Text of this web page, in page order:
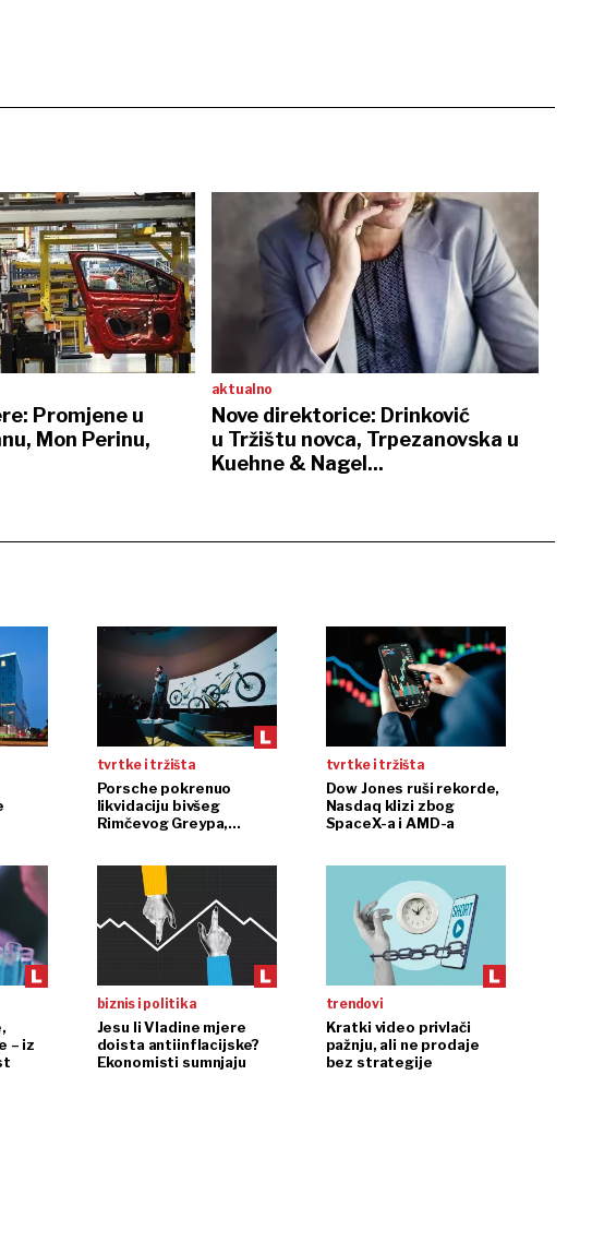
Promjene u
Mon Perinu,
aktualno
Nove direktorice: Drinković
u Tržištu novca, Trpezanovska u
Kuehne & Nagel...
tvrtke i tržišta
Porsche pokrenuo
likvidaciju bivšeg
Rimčevog Greypa,
tvrtke i tržišta
Dow Jones ruši rekorde,
Nasdaq klizi zbog
SpaceX-a i AMD-a
– iz
biznis i politika
Jesu li Vladine mjere
doista antiinflacijske?
Ekonomisti sumnjaju
trendovi
Kratki video privlači
pažnju, ali ne prodaje
bez strategije